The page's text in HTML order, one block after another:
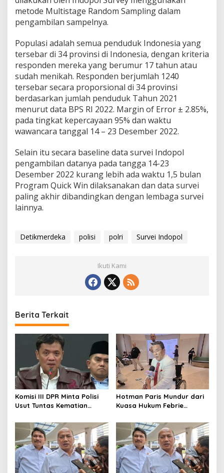
metode Multistage Random Sampling dalam
pengambilan sampelnya.
Populasi adalah semua penduduk Indonesia yang
tersebar di 34 provinsi di Indonesia, dengan kriteria
responden mereka yang berumur 17 tahun atau
sudah menikah. Responden berjumlah 1240
tersebar secara proporsional di 34 provinsi
berdasarkan jumlah penduduk Tahun 2021
menurut data BPS RI 2022. Margin of Error ± 2.85%,
pada tingkat kepercayaan 95% dan waktu
wawancara tanggal 14 – 23 Desember 2022.
Selain itu secara baseline data survei Indopol
pengambilan datanya pada tangga 14-23
Desember 2022 kurang lebih ada waktu 1,5 bulan
Program Quick Win dilaksanakan dan data survei
paling akhir dibandingkan dengan lembaga survei
lainnya.
Detikmerdeka polisi polri Survei Indopol
Ikuti Kami
Berita Terkait
Komisi III DPR Minta Polisi
Usut Tuntas Kematian
Hotman Paris Mundur dari
Kuasa Hukum Febrie